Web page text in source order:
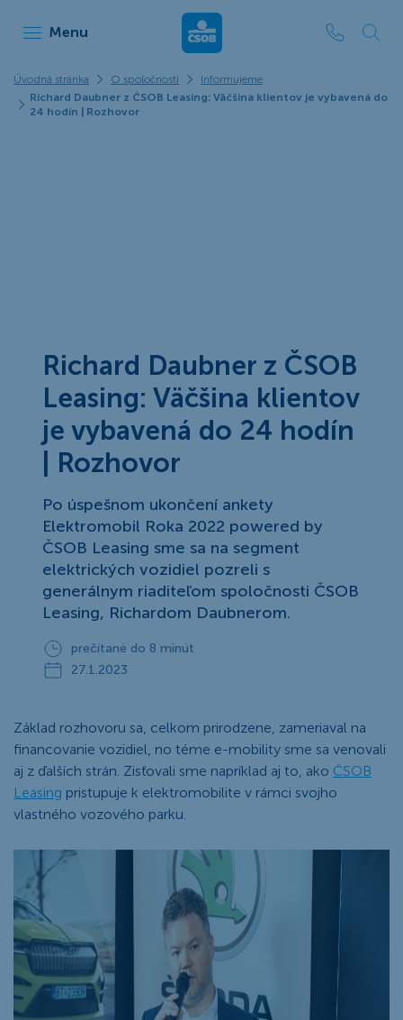
Menu ČSOB Leasing
Úvodná stránka O spoločnosti
Informujeme
Richard Daubner z ČSOB Leasing: Väčšina klientov je vybavená do
24 hodín | Rozhovor
Richard Daubner z ČSOB
Leasing: Väčšina klientov
je vybavená do 24 hodín
| Rozhovor
Po úspešnom ukončení ankety
Elektromobil Roka 2022 powered by
ČSOB Leasing sme sa na segment
elektrických vozidiel pozreli s
generálnym riaditeľom spoločnosti ČSOB
Leasing, Richardom Daubnerom.
prečítané do 8 minút
27.1.2023
Základ rozhovoru sa, celkom prirodzene, zameriaval na
financovanie vozidiel, no téme e-mobility sme sa venovali
aj z ďalších strán. Zisťovali sme napríklad aj to, ako ČSOB
Leasing pristupuje k elektromobilite v rámci svojho
vlastného vozového parku.